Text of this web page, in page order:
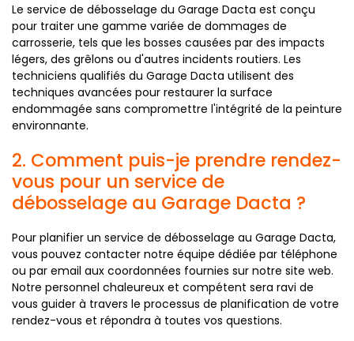
Le service de débosselage du Garage Dacta est conçu
pour traiter une gamme variée de dommages de
carrosserie, tels que les bosses causées par des impacts
légers, des grêlons ou d'autres incidents routiers. Les
techniciens qualifiés du Garage Dacta utilisent des
techniques avancées pour restaurer la surface
endommagée sans compromettre l'intégrité de la peinture
environnante.
2. Comment puis-je prendre rendez-
vous pour un service de
débosselage au Garage Dacta ?
Pour planifier un service de débosselage au Garage Dacta,
vous pouvez contacter notre équipe dédiée par téléphone
ou par email aux coordonnées fournies sur notre site web.
Notre personnel chaleureux et compétent sera ravi de
vous guider à travers le processus de planification de votre
rendez-vous et répondra à toutes vos questions.